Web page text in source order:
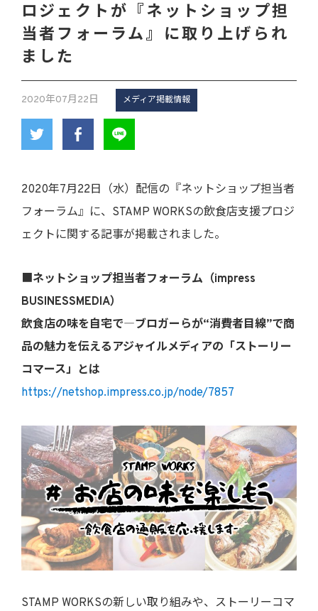
ロジェクトが『ネットショップ担
当者フォーラム』に取り上げられ
ました
2020年07月22日 メディア掲載情報
2020年7月22日（水）配信の『ネットショップ担当者
フォーラム』に、STAMP WORKSの飲食店支援プロジ
ェクトに関する記事が掲載されました。
■ネットショップ担当者フォーラム（impress
BUSINESSMEDIA）
飲食店の味を自宅で―ブロガーらが“消費者目線”で商
品の魅力を伝えるアジャイルメディアの「ストーリー
コマース」とは
https://netshop.impress.co.jp/node/7857
STAMP WORKSの新しい取り組みや、ストーリーコマ